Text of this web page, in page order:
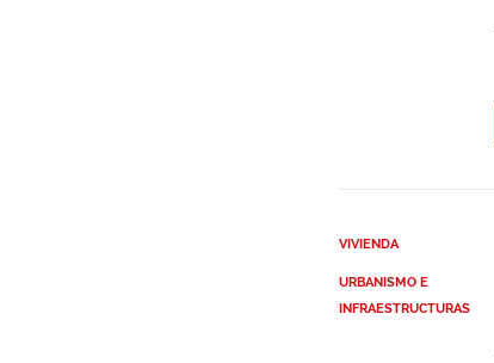
VIVIENDA
URBANISMO E
INFRAESTRUCTURAS